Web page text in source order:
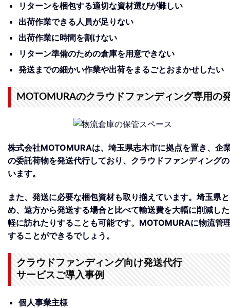
リターンを梱包する適切な資材選びが難しい
出荷作業できる人員が足りない
出荷作業に時間を割けない
リターン準備のための倉庫を用意できない
発送までの細かい作業や出荷をまるごとおまかせしたい
MOTOMURAのクラウドファンディング専用の
株式会社MOTOMURAは、埼玉県志木市に拠点を置き、企
の委託荷物を発送代行しており、クラウドファンディング
います。
また、発送に必要な梱包資材も取り揃えています。埼玉県
め、遠方から発送する場合と比べて輸送費を大幅に削減し
軽に訪れたりすることも可能です。 MOTOMURAに物流管
することができるでしょう。
クラウドファンディング向け発送代行
サービスご導入事例
個人事業主様